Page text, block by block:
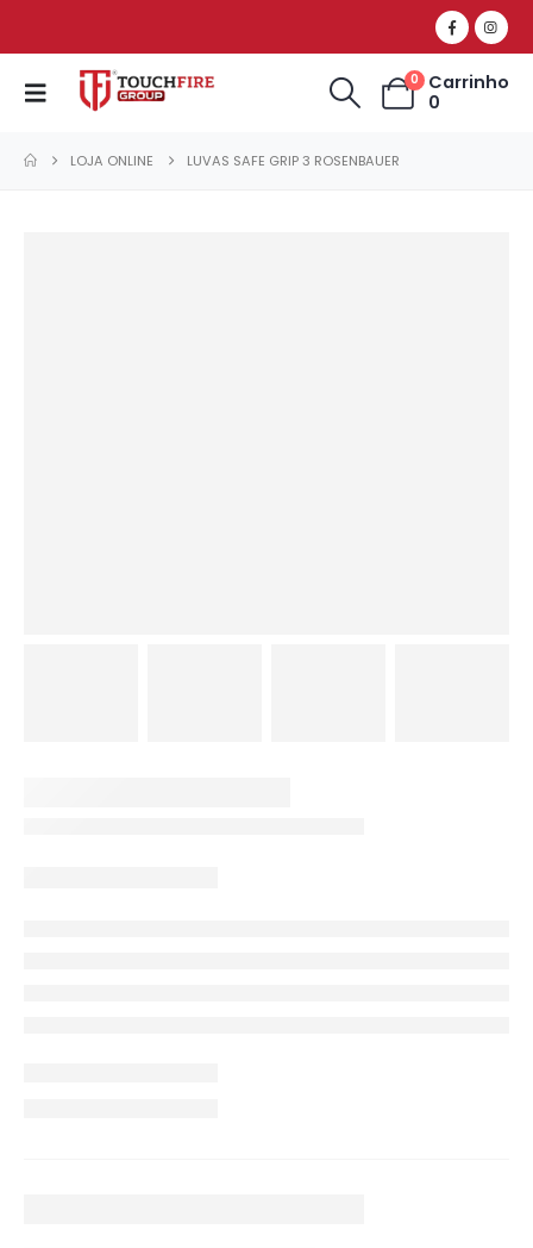
0
Carrinho
0
LOJA ONLINE LUVAS SAFE GRIP 3 ROSENBAUER